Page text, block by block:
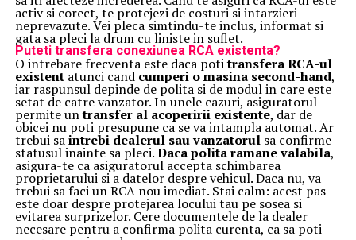
activ si corect, te protejezi de costuri si intarzieri
neprevazute. Vei pleca simtindu-te inclus, informat si
gata sa pleci la drum cu liniste in suflet.
Puteti transfera conexiunea RCA existenta?
O intrebare frecventa este daca potitransfera RCA-ul
existentatunci cand cumperi o masina second-hand,
iar raspunsul depinde de polita si de modul in care este
setat de catre vanzator. In unele cazuri, asiguratorul
permite untransfer al acoperirii existente, dar de
obicei nu poti presupune ca se va intampla automat. Ar
trebui saintrebi dealerul sau vanzatorulsa confirme
statusul inainte sa pleci.Daca polita ramane valabila,
asigura-te ca asiguratorul accepta schimbarea
proprietarului si a datelor despre vehicul. Daca nu, va
trebui sa faci un RCA nou imediat. Stai calm: acest pas
este doar despre protejarea locului tau pe sosea si
evitarea surprizelor. Cere documentele de la dealer
necesare pentru a confirma polita curenta, ca sa poti